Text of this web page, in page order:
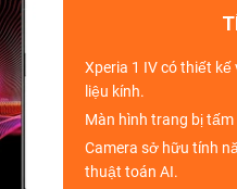
Xperia 1 IV có thiết
liệu kính.
Màn hình trang bịtấm
Camera sở hữu tính
thuật toán AI.